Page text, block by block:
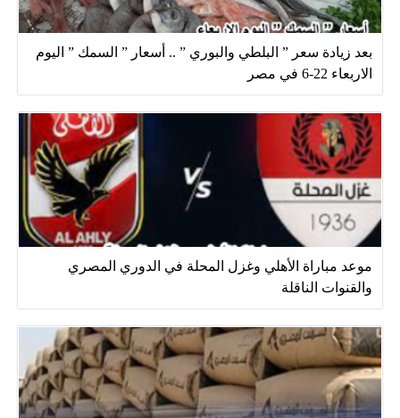
بعد زيادة سعر ” البلطي والبوري ” .. أسعار ” السمك ” اليوم
الاربعاء 22-6 في مصر
موعد مباراة الأهلي وغزل المحلة في الدوري المصري
والقنوات الناقلة